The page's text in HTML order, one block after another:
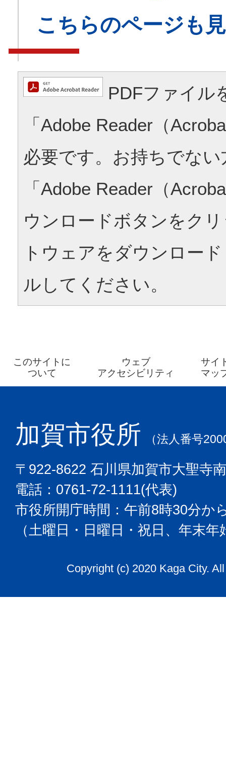
こちらのページも
PDFファイル
「Adobe Reader（
必要です。お持ちでな
「Adobe Reader（
ウンロードボタンをク
トウェアをダウンロー
ルしてください。
このサイトに
ついて
ウェブ
アクセシビリティ
サイ
マッ
加賀市役所 （法人番号
〒922-8622 石川県加賀市大聖寺
電話：0761-72-1111(代表)
市役所開庁時間：午前8時30分か
（土曜日・日曜日・祝日、年末
Copyright (c) 2020 Kaga City.